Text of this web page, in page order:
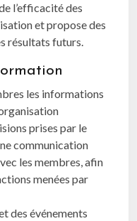
l’efficacité des
et propose des
résultats futurs.
les informations
prises par le
communication
les membres, afin
menées par
des événements